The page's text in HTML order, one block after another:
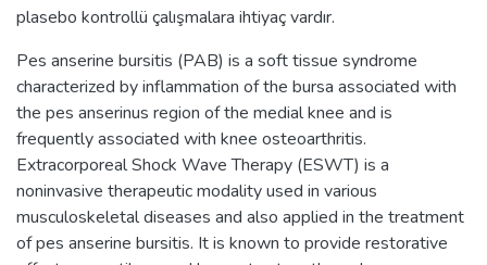
plasebo kontrollü çalışmalara ihtiyaç vardır.
Pes anserine bursitis (PAB) is a soft tissue syndrome
characterized by inflammation of the bursa associated with
the pes anserinus region of the medial knee and is
frequently associated with knee osteoarthritis.
Extracorporeal Shock Wave Therapy (ESWT) is a
noninvasive therapeutic modality used in various
musculoskeletal diseases and also applied in the treatment
of pes anserine bursitis. It is known to provide restorative